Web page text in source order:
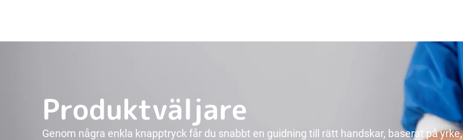
Produktväljare
Genom några enkla knapptryck får du snabbt en guidning till rätt handskar, baserat på yrke,